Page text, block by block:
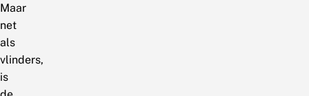
Maar
net
als
vlinders,
is